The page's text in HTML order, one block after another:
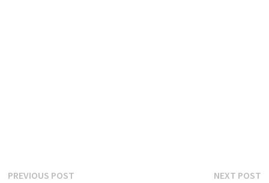
글
PREVIOUS POSTPrevious
NEXT POST